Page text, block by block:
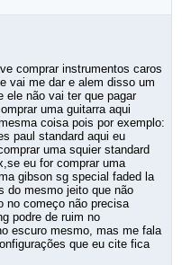
comprar instrumentos caros
vai me dar e alem disso um
ele não vai ter que pagar
uma guitarra aqui
coisa pois por exemplo:
paul standard aqui eu
uma squier standard
eu for comprar uma
gibson sg special faded la
do mesmo jeito que não
no começo não precisa
podre de ruim no
escuro mesmo, mas me fala
que eu cite fica